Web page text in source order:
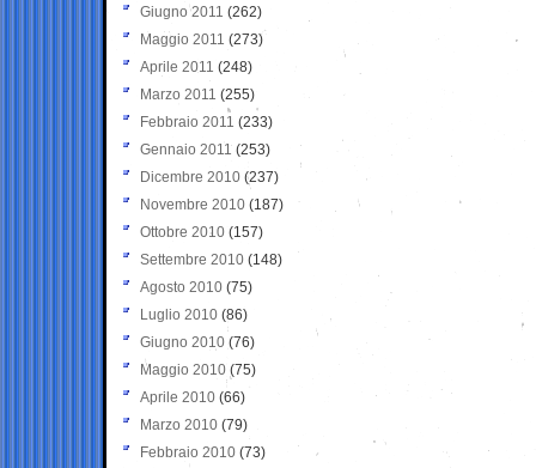
Giugno 2011 (262)
Maggio 2011 (273)
Aprile 2011 (248)
Marzo 2011 (255)
Febbraio 2011 (233)
Gennaio 2011 (253)
Dicembre 2010 (237)
Novembre 2010 (187)
Ottobre 2010 (157)
Settembre 2010 (148)
Agosto 2010 (75)
Luglio 2010 (86)
Giugno 2010 (76)
Maggio 2010 (75)
Aprile 2010 (66)
Marzo 2010 (79)
Febbraio 2010 (73)